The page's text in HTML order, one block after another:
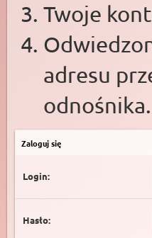
Twoje
adresu
odnośnika.
Zaloguj się
Login:
Hasło: